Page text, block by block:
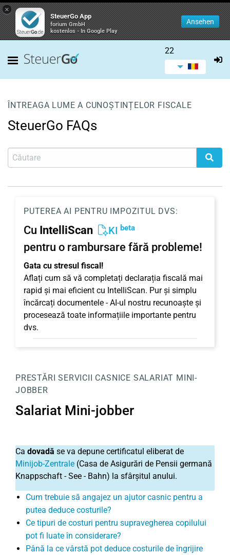
×
SteuerGo App
forium GmbH
kostenlos - In Google Play
Ansehen
22
ÎNTREAGA LUME A CUNOȘTINȚELOR FISCALE
SteuerGo FAQs
PUTEREA AI PENTRU IMPOZITUL DVS:
Cu IntelliScan KI beta
pentru o rambursare fără probleme!
Gata cu stresul fiscal!
Aflați cum să vă completați declarația fiscală mai
rapid și mai eficient cu IntelliScan. Pur și simplu
încărcați documentele - AI-ul nostru recunoaște și
procesează toate informațiile importante pentru
dvs.
PRESTĂRI SERVICII CASNICE SALARIAT MINI-
JOBBER
Salariat Mini-jobber
Ca dovadă se va depune certificatul eliberat de
Minijob-Zentrale (Casa de Asigurări de Pensii germană
Knappschaft - See - Bahn) la sfârșitul anului.
Cum trebuie să angajez un ajutor casnic pentru a
putea deduce costurile?
Ce tipuri de costuri pentru supravegherea copilului
pot fi luate în considerare?
Până la ce vârstă pot deduce costurile de îngrijire